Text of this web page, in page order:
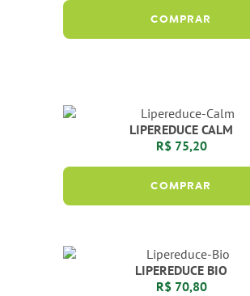
COMPRAR
LIPEREDUCE CALM
R$ 75,20
COMPRAR
LIPEREDUCE BIO
R$ 70,80